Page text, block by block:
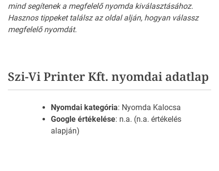
mind segítenek a megfelelő nyomda kiválasztásához.
Hasznos tippeket találsz az oldal alján, hogyan válassz
megfelelő nyomdát.
Szi-Vi Printer Kft. nyomdai adatlap
Nyomdai kategória: Nyomda Kalocsa
Google értékelése: n.a. (n.a. értékelés
alapján)